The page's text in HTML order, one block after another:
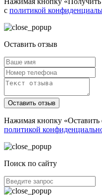
с политикой
Оставить отзыв
Оставить отзыв
Нажимая кнопку «Оставить
политикой
Поиск по сайту